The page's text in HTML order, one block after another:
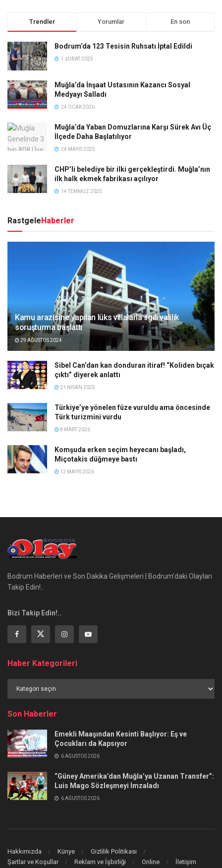
Trendler Yorumlar En son
Bodrum’da 123 Tesisin Ruhsatı İptal Edildi
1 ŞUBAT 2025
Muğla’da İnşaat Ustasının Kazancı Sosyal
Medyayı Salladı
24 OCAK 2026
Muğla’da Yaban Domuzlarına Karşı Sürek Avı Üç
İlçede Daha Başlatılıyor
24 MAYIS 2025
CHP’li belediye bir ilki gerçekleştirdi. Muğla’nın
ilk halk ekmek fabrikası açılıyor
14 TEMMUZ 2025
RastgeleHaberler
Kamu arazisine yapılan lüks villalarla ilgili valilik
soruşturma başlattı
29 AĞUSTOS 2024
Sibel Can’dan kan donduran itiraf! “Koliden bıçak
çıktı” diyerek anlattı
21 NISAN 2025
Türkiye’ye yönelen füze vuruldu ama öncesinde
Türk turizmini vurdu
8 MART 2026
Komşuda erken seçim heyecanı başladı,
Miçotakis düğmeye bastı
12 MAYIS 2026
Bodrum Haberleri ve Son Dakika Gelişmeleri | Bodrum’daki Olayları
Takip Edin!..
Bizi Takip Edin!..
Haber Kategorileri
Kategorileri
Son Haberler
Emekli Maaşından Kesinti Başlıyor: Eş ve
Çocukları da Kapsıyor
6 AĞUSTOS 2026
“Güney Amerika’dan Muğla’ya Uzanan Transfer”:
Luis Mago Sözleşmeyi İmzaladı
6 AĞUSTOS 2026
Hakkımızda Künye
Gizlilik Politikası
Şartlar ve Koşullar
Reklam ve İşbirliği Online İletişim